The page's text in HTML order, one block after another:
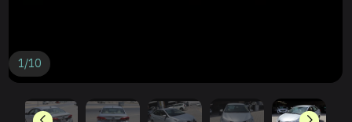
1/10